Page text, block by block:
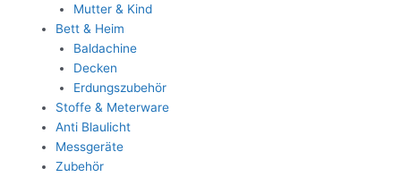
Mutter & Kind
Bett & Heim
Baldachine
Decken
Erdungszubehör
Stoffe & Meterware
Anti Blaulicht
Messgeräte
Zubehör